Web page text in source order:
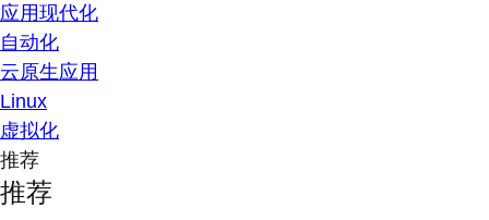
应用现代化
自动化
云原生应用
Linux
虚拟化
推荐
推荐